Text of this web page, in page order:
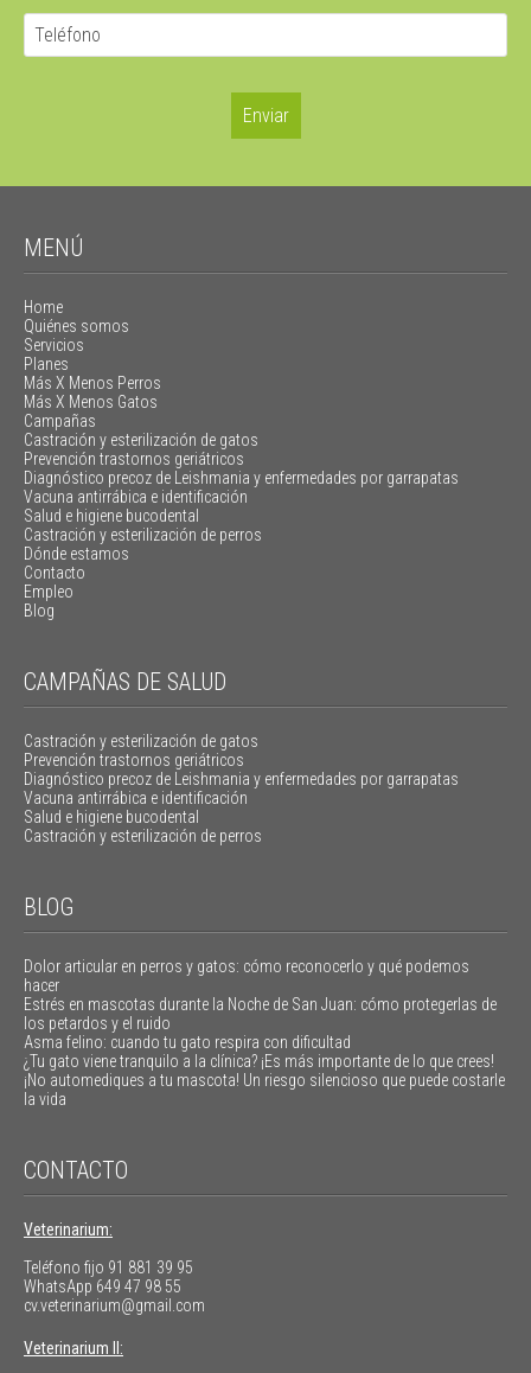
MENÚ
Home
Quiénes somos
Servicios
Planes
Más X Menos Perros
Más X Menos Gatos
Campañas
Castración y esterilización de gatos
Prevención trastornos geriátricos
Diagnóstico precoz de Leishmania y enfermedades por garrapatas
Vacuna antirrábica e identificación
Salud e higiene bucodental
Castración y esterilización de perros
Dónde estamos
Contacto
Empleo
Blog
CAMPAÑAS DE SALUD
Castración y esterilización de gatos
Prevención trastornos geriátricos
Diagnóstico precoz de Leishmania y enfermedades por garrapatas
Vacuna antirrábica e identificación
Salud e higiene bucodental
Castración y esterilización de perros
BLOG
Dolor articular en perros y gatos: cómo reconocerlo y qué podemos
hacer
Estrés en mascotas durante la Noche de San Juan: cómo protegerlas de
los petardos y el ruido
Asma felino: cuando tu gato respira con dificultad
¿Tu gato viene tranquilo a la clínica? ¡Es más importante de lo que crees!
¡No automediques a tu mascota! Un riesgo silencioso que puede costarle
la vida
CONTACTO
Veterinarium:
Teléfono fijo 91 881 39 95
WhatsApp 649 47 98 55
cv.veterinarium@gmail.com
Veterinarium II: